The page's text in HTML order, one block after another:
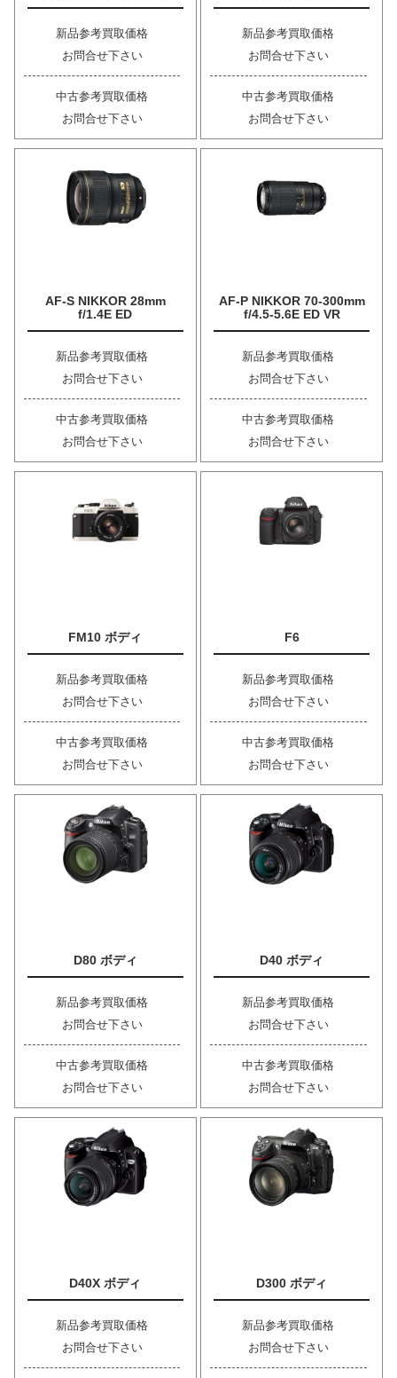
新品参考買取価格
お問合せ下さい
中古参考買取価格
お問合せ下さい
新品参考買取価格
お問合せ下さい
中古参考買取価格
お問合せ下さい
AF-S NIKKOR 28mm
f/1.4E ED
新品参考買取価格
お問合せ下さい
中古参考買取価格
お問合せ下さい
AF-P NIKKOR 70-300mm
f/4.5-5.6E ED VR
新品参考買取価格
お問合せ下さい
中古参考買取価格
お問合せ下さい
FM10 ボディ
新品参考買取価格
お問合せ下さい
中古参考買取価格
お問合せ下さい
F6
新品参考買取価格
お問合せ下さい
中古参考買取価格
お問合せ下さい
D80 ボディ
新品参考買取価格
お問合せ下さい
中古参考買取価格
お問合せ下さい
D40 ボディ
新品参考買取価格
お問合せ下さい
中古参考買取価格
お問合せ下さい
D40X ボディ
新品参考買取価格
お問合せ下さい
D300 ボディ
新品参考買取価格
お問合せ下さい